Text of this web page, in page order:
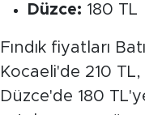
Düzce: 180 TL
Fındık fiyatları
Kocaeli'de 210
Düzce'de 180